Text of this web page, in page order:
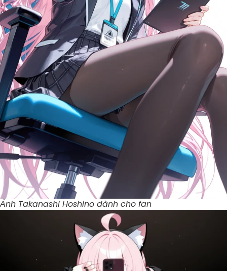
Ảnh Takanashi Hoshino dành cho fan